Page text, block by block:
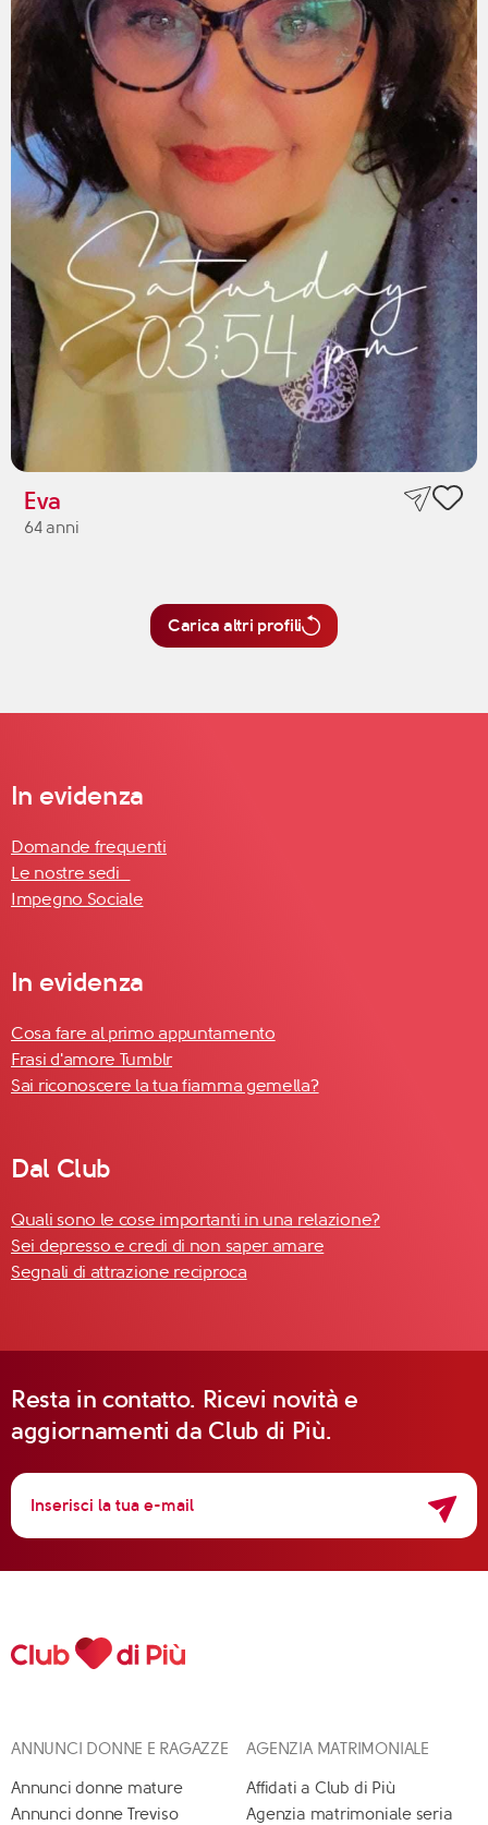
Eva
64 anni
Carica altri profili
In evidenza
Domande frequenti
Le nostre sedi
Impegno Sociale
In evidenza
Cosa fare al primo appuntamento
Frasi d'amore Tumblr
Sai riconoscere la tua fiamma gemella?
Dal Club
Quali sono le cose importanti in una relazione?
Sei depresso e credi di non saper amare
Segnali di attrazione reciproca
Resta in contatto. Ricevi novità e
aggiornamenti da Club di Più.
ANNUNCI DONNE E RAGAZZE
Annunci donne mature
Annunci donne Treviso
AGENZIA MATRIMONIALE
Affidati a Club di Più
Agenzia matrimoniale seria